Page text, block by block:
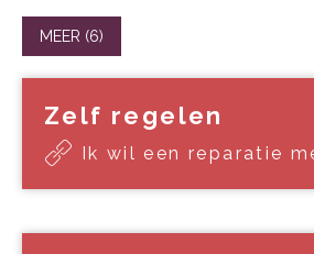
MEER (6)
Zelf regelen
Ik wil een reparatie